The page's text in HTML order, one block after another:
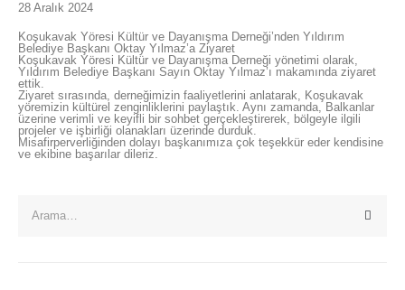
28 Aralık 2024
Koşukavak Yöresi Kültür ve Dayanışma Derneği’nden Yıldırım
Belediye Başkanı Oktay Yılmaz’a Ziyaret
Koşukavak Yöresi Kültür ve Dayanışma Derneği yönetimi olarak,
Yıldırım Belediye Başkanı Sayın Oktay Yılmaz’ı makamında ziyaret
ettik.
Ziyaret sırasında, derneğimizin faaliyetlerini anlatarak, Koşukavak
yöremizin kültürel zenginliklerini paylaştık. Aynı zamanda, Balkanlar
üzerine verimli ve keyifli bir sohbet gerçekleştirerek, bölgeyle ilgili
projeler ve işbirliği olanakları üzerinde durduk.
Misafirperverliğinden dolayı başkanımıza çok teşekkür eder kendisine
ve ekibine başarılar dileriz.